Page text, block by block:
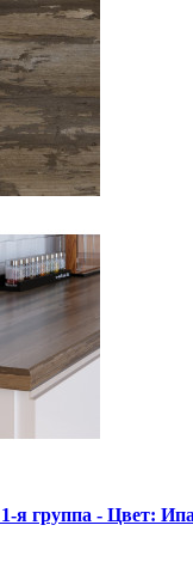
группа - Цвет: